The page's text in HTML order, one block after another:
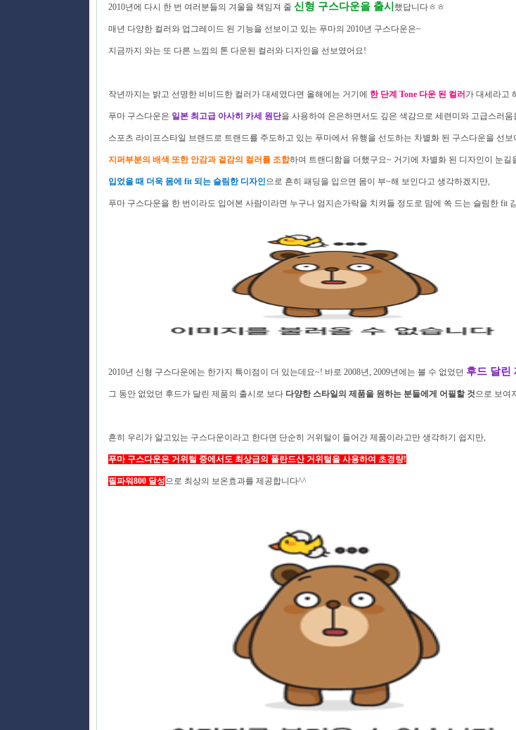
2010년에 다시 한 번 여러분들의 겨울을 책임져 줄 신형 구스다운을 출시 했답니다ㅎㅎ
매년 다양한 컬러와 업그레이드 된 기능을 선보이고 있는 푸마의 2010년 구스다운은~
지금까지 와는 또 다른 느낌의 톤 다운된 컬러와 디자인을 선보였어요!
작년까지는 밝고 선명한 비비드한 컬러가 대세였다면 올해에는 거기에 한 단계 Tone 다운 된 컬러 가 대세 라고
푸마 구스다운은 일본 최고급 아사히 카세 원단을 사용하여 은은하면서도 깊은 색감으로 세련미와 고급스러움
스포츠 라이프스타일 브랜드로 트랜드를 주도하고 있는 푸마에서 유행을 선도하는 차별화 된 구스다운을 선보
지퍼부분의 배색 또한 안감과 겉감의 컬러를 조합하여 트랜디함을 더했구요~ 거기에 차별화 된 디자인이 눈길
입었을 때 더욱 몸에 fit 되는 슬림한 디자인으로 흔히 패딩을 입으면 몸이 부~해 보인다고 생각하겠지만,
푸마 구스다운을 한 번이라도 입어본 사람이라면 누구나 엄지손가락을 치켜들 정도로 맘에 쏙 드는 슬림한 fit
2010년 신형 구스다운에는 한가지 특이점이 더 있는데요~! 바로 2008년, 2009년에는 볼 수 없었던 후드 달린
그 동안 없었던 후드가 달린 제품의 출시로 보다 다양한 스타일의 제품을 원하는 분들에게 어필할 것으로 보여
흔히 우리가 알고있는 구스다운이라고 한다면 단순히 거위털이 들어간 제품이라고만 생각하기 쉽지만,
푸마 구스다운은 거위털 중에서도 최상급의 폴란드산 거위털을 사용하여 초경량!
필파워800 달성으로 최상의 보온효과를 제공합니다^^